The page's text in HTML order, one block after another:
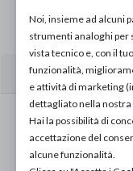
Fodera con
Linguetta
Girocaviglia
Noi, insieme ad alcuni
strumenti analoghi per
vista tecnico e, con il
funzionalità,
e attività di marketing
dettagliato nella nostra
Hai la possibilità di
accettazione del
alcune funzionalità.